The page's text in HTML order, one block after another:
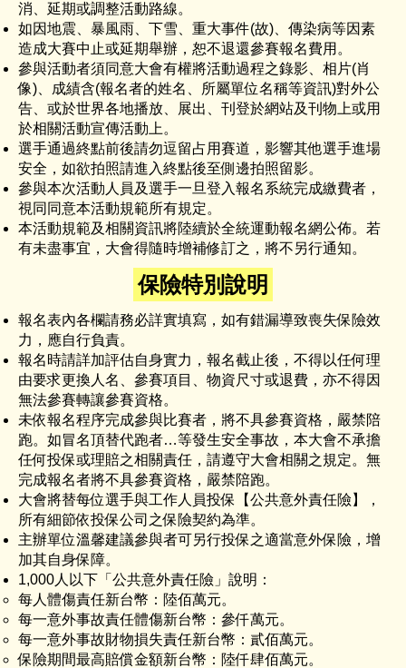
消、延期或調整活動路線。
如因地震、暴風雨、下雪、重大事件(故)、傳染病等因素
造成大賽中止或延期舉辦，恕不退還參賽報名費用。
參與活動者須同意大會有權將活動過程之錄影、相片(肖
像)、成績含(報名者的姓名、所屬單位名稱等資訊)對外公
告、或於世界各地播放、展出、刊登於網站及刊物上或用
於相關活動宣傳活動上。
選手通過終點前後請勿逗留占用賽道，影響其他選手進場
安全，如欲拍照請進入終點後至側邊拍照留影。
參與本次活動人員及選手一旦登入報名系統完成繳費者，
視同同意本活動規範所有規定。
本活動規範及相關資訊將陸續於全統運動報名網公佈。若
有未盡事宜，大會得隨時增補修訂之，將不另行通知。
保險特別說明
報名表內各欄請務必詳實填寫，如有錯漏導致喪失保險效
力，應自行負責。
報名時請詳加評估自身實力，報名截止後，不得以任何理
由要求更換人名、參賽項目、物資尺寸或退費，亦不得因
無法參賽轉讓參賽資格。
未依報名程序完成參與比賽者，將不具參賽資格，嚴禁陪
跑。如冒名頂替代跑者…等發生安全事故，本大會不承擔
任何投保或理賠之相關責任，請遵守大會相關之規定。無
完成報名者將不具參賽資格，嚴禁陪跑。
大會將替每位選手與工作人員投保【公共意外責任險】，
所有細節依投保公司之保險契約為準。
主辦單位溫馨建議參與者可另行投保之適當意外保險，增
加其自身保障。
1,000人以下「公共意外責任險」說明：
每人體傷責任新台幣：陸佰萬元。
每一意外事故責任體傷新台幣：參仟萬元。
每一意外事故財物損失責任新台幣：貳佰萬元。
保險期間最高賠償金額新台幣：陸仟肆佰萬元。